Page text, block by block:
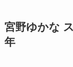
宮野ゆかな
年